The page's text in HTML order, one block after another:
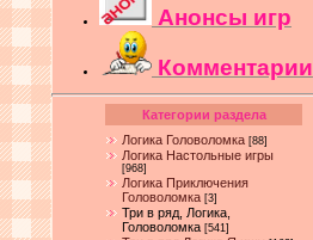
Анонсы игр
Комментарии
Категории раздела
Логика Головоломка [88]
Логика Настольные игры
[968]
Логика Приключения
Головоломка [3]
Три в ряд, Логика,
Головоломка [541]